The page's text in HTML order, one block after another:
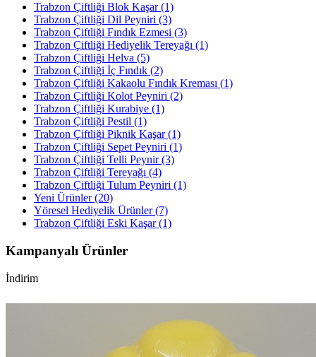
Trabzon Çiftliği Blok Kaşar (1)
Trabzon Çiftliği Dil Peyniri (3)
Trabzon Çiftliği Fındık Ezmesi (3)
Trabzon Çiftliği Hediyelik Tereyağı (1)
Trabzon Çiftliği Helva (5)
Trabzon Çiftliği İç Fındık (2)
Trabzon Çiftliği Kakaolu Fındık Kreması (1)
Trabzon Çiftliği Kolot Peyniri (2)
Trabzon Çiftliği Kurabiye (1)
Trabzon Çiftliği Pestil (1)
Trabzon Çiftliği Piknik Kaşar (1)
Trabzon Çiftliği Sepet Peyniri (1)
Trabzon Çiftliği Telli Peynir (3)
Trabzon Çiftliği Tereyağı (4)
Trabzon Çiftliği Tulum Peyniri (1)
Yeni Ürünler (20)
Yöresel Hediyelik Ürünler (7)
Trabzon Çiftliği Eski Kaşar (1)
Kampanyalı Ürünler
İndirim